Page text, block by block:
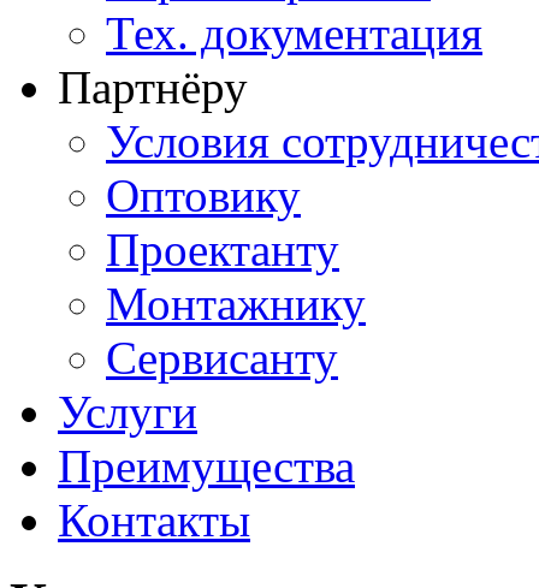
Тех. документация
Партнёру
Условия
Оптовику
Проектанту
Монтажнику
Сервисанту
Услуги
Преимущества
Контакты